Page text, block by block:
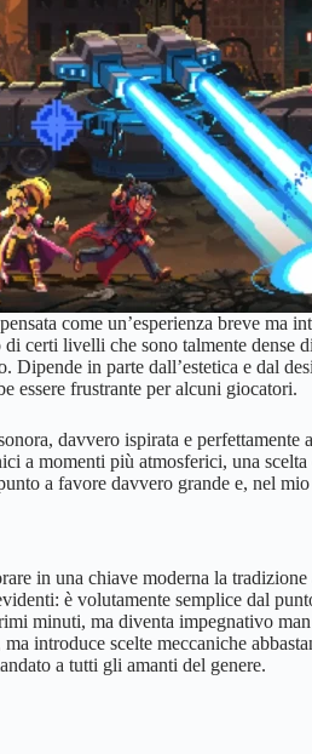
come un’esperienza breve ma
di certi livelli che sono talmente
in parte dall’estetica e dal
essere frustrante per alcuni giocatori.
davvero ispirata e
a momenti più atmosferici, una
a favore davvero grande e, nel
in una chiave moderna la
è volutamente semplice dal
minuti, ma diventa impegnativo
introduce scelte meccaniche
a tutti gli amanti del genere.